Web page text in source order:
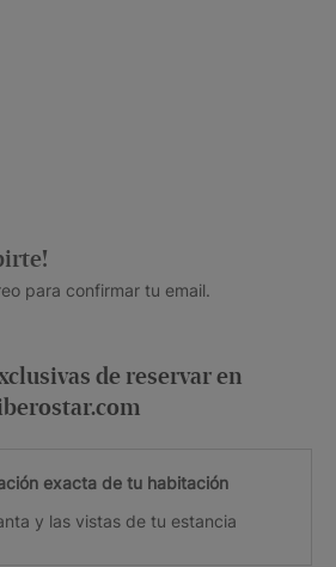
para confirmar tu email.
de reservar en
exacta de tu habitación
y las vistas de tu estancia